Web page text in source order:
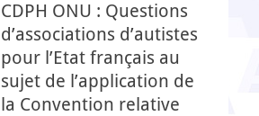
CDPH ONU : Questions
d’associations d’autistes
pour l’Etat français au
sujet de l’application de
la Convention relative